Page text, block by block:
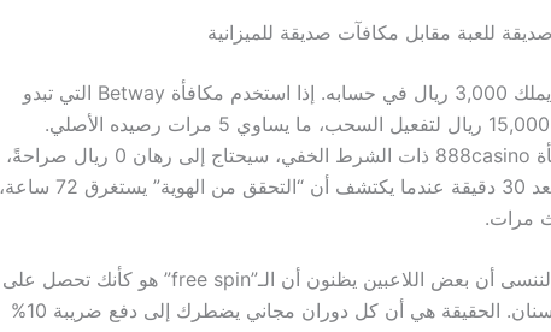
للعبة مقابل مكافآت صديقة للميزانية
لنفترض أن لاعبًا متوسطًا يملك 3,000 ريال في حسابه. إذا استخدم مكافأة Betway التي تبدو
مجانية، سيحتاج إلى رهان 15,000 ريال لتفعيل السحب، ما يساوي 5 مرات رصيده الأصلي.
بالمقابل، إذا استخدم مكافأة 888casino ذات الشرط الخفي، سيحتاج إلى رهان 0 ريال صراحةً،
لكن سيقابل حجبًا مفاجئًا بعد 30 دقيقة عندما يكتشف أن “التحقق من الهوية” يستغرق 72 ساعة،
مرات.
وبينما نتحدث عن الأرقام، لننسى أن بعض اللاعبين يظنون أن الـ”free spin” هو كأنك تحصل على
حلوى مجانية في عيادة الأسنان. الحقيقة هي أن كل دوران مجاني يضطرك إلى دفع ضريبة 10%